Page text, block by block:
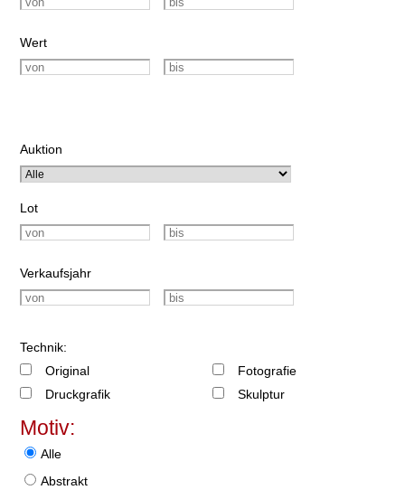
Wert
Auktion
Lot
Verkaufsjahr
Technik:
Original
Druckgrafik
Fotografie
Skulptur
Motiv:
Alle
Abstrakt